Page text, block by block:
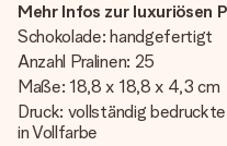
Mehr Infos zur luxuriösen
Schokolade: handgefertigt
Anzahl Pralinen: 25
Maße: 18,8 x 18,8 x 4,3 cm
Druck: vollständig
in Vollfarbe